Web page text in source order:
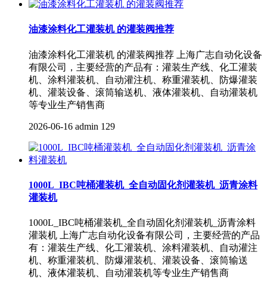
油漆涂料化工灌装机 的灌装阀推荐
油漆涂料化工灌装机 的灌装阀推荐 上海广志自动化设备
有限公司，主要经营的产品有：灌装生产线、化工灌装
机、涂料灌装机、自动灌注机、称重灌装机、防爆灌装
机、灌装设备、滚筒输送机、液体灌装机、自动灌装机
等专业生产销售商
2026-06-16 admin 129
1000L_IBC吨桶灌装机_全自动固化剂灌装机_沥青涂料
灌装机
1000L_IBC吨桶灌装机_全自动固化剂灌装机_沥青涂料
灌装机 上海广志自动化设备有限公司，主要经营的产品
有：灌装生产线、化工灌装机、涂料灌装机、自动灌注
机、称重灌装机、防爆灌装机、灌装设备、滚筒输送
机、液体灌装机、自动灌装机等专业生产销售商